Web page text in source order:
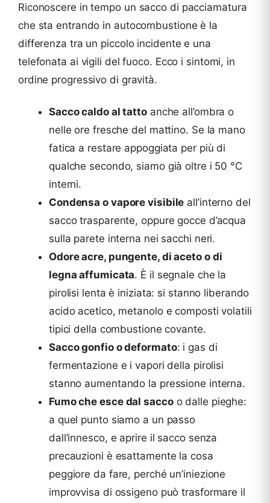
Riconoscere in tempo un sacco di pacciamatura
che sta entrando in autocombustione è la
differenza tra un piccolo incidente e una
telefonata ai vigili del fuoco. Ecco i sintomi, in
ordine progressivo di gravità.
Sacco caldo al tattoanche all’ombra o
nelle ore fresche del mattino. Se la mano
fatica a restare appoggiata per più di
qualche secondo, siamo già oltre i 50 °C
interni.
Condensa o vapore visibile all’interno del
sacco trasparente, oppure gocce d’acqua
sulla parete interna nei sacchi neri.
Odore acre, pungente, di aceto o di
legna affumicata. È il segnale che la
pirolisi lenta è iniziata: si stanno liberando
acido acetico, metanolo e composti volatili
tipici della combustione covante.
Sacco gonfio o deformato: i gas di
fermentazione e i vapori della pirolisi
stanno aumentando la pressione interna.
Fumo che esce dal saccoo dalle pieghe:
a quel punto siamo a un passo
dall’innesco, e aprire il sacco senza
precauzioni è esattamente la cosa
peggiore da fare, perché un’iniezione
improvvisa di ossigeno può trasformare il